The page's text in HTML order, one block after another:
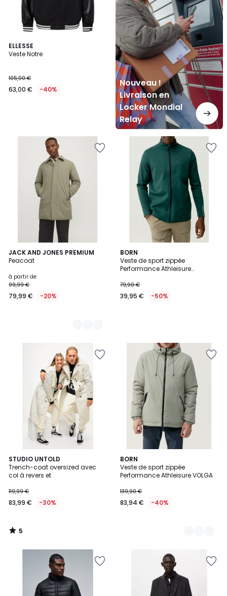
ELLESSE
Veste Notre
105,00 €
63,00 € -40%
Nouveau !
Livraison en
Locker Mondial
Relay
JACK AND JONES PREMIUM
Peacoat
à partir de
99,99 €
79,99 € -20%
2
Couleurs
BORN
Veste de sport zippée
Performance Athleisure
79,90 €
39,95 € -50%
STUDIO UNTOLD
Trench-coat oversized avec
col à revers et
119,99 €
83,99 € -30%
5
/
5
5
/
BORN
Veste de sport zippée
Performance Athleisure VOLGA
139,90 €
83,94 € -40%
2
Couleurs